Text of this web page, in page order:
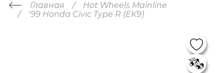
Главная
Hot Wheels Mainline
'99 Honda Civic Type R (EK9)